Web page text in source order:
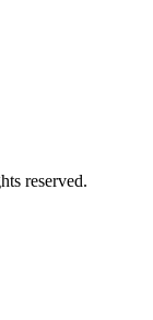
reserved.